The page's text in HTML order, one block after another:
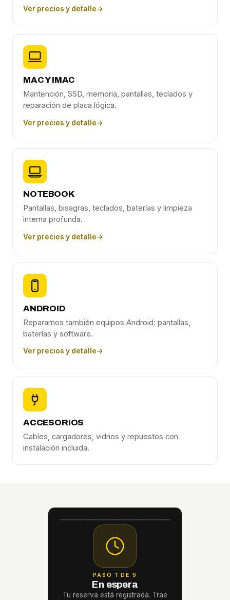
Ver precios y detalle→
MAC Y IMAC
Mantención, SSD, memoria, pantallas, teclados y
reparación de placa lógica.
Ver precios y detalle→
NOTEBOOK
Pantallas, bisagras, teclados, baterías y limpieza
interna profunda.
Ver precios y detalle→
ANDROID
Reparamos también equipos Android: pantallas,
baterías y software.
Ver precios y detalle→
ACCESORIOS
Cables, cargadores, vidrios y repuestos con
instalación incluida.
PASO 1 DE 9
En espera
Tu reserva está registrada. Trae